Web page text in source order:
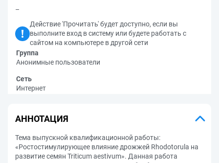
–
Действие 'Прочитать' будет доступно, если вы
выполните вход в систему или будете работать с
сайтом на компьютере в другой сети
Группа
Анонимные пользователи
Сеть
Интернет
АННОТАЦИЯ
Тема выпускной квалификационной работы:
«Ростостимулирующее влияние дрожжей Rhodotorula на
развитие семян Triticum aestivum». Данная работа